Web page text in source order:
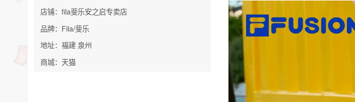
店铺：fila斐乐安之启专卖店
品牌：Fila/斐乐
地址：福建 泉州
商城：天猫